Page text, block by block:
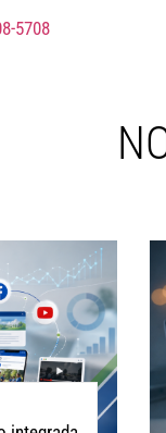
5708